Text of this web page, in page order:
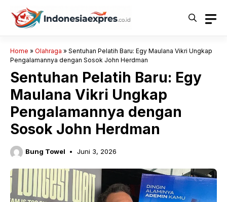
Langsung
Home » Olahraga » Sentuhan Pelatih Baru: Egy Maulana Vikri Ungkap
Pengalamannya dengan Sosok John Herdman
Sentuhan Pelatih Baru: Egy
Maulana Vikri Ungkap
Pengalamannya dengan
Sosok John Herdman
Bung Towel Juni 3, 2026